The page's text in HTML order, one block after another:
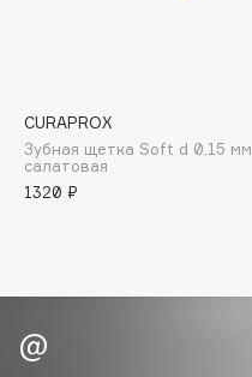
Bvlgari
by TERRY
BY WISHTREND
CURAPROX
Зубная щетка Soft d 0,15 мм,
салатовая
1320 ₽